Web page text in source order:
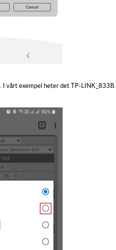
vårt exempel heter det TP-LINK_833B.